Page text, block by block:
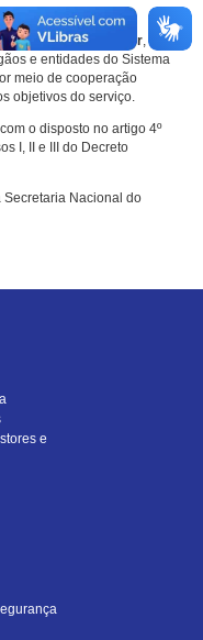
da Justiça é a
doConsumidor.gov.br,
e entidades do Sistema
meio de cooperação
objetivos do serviço.
o disposto no artigo 4º
I, II e III do Decreto
Nacional do
e